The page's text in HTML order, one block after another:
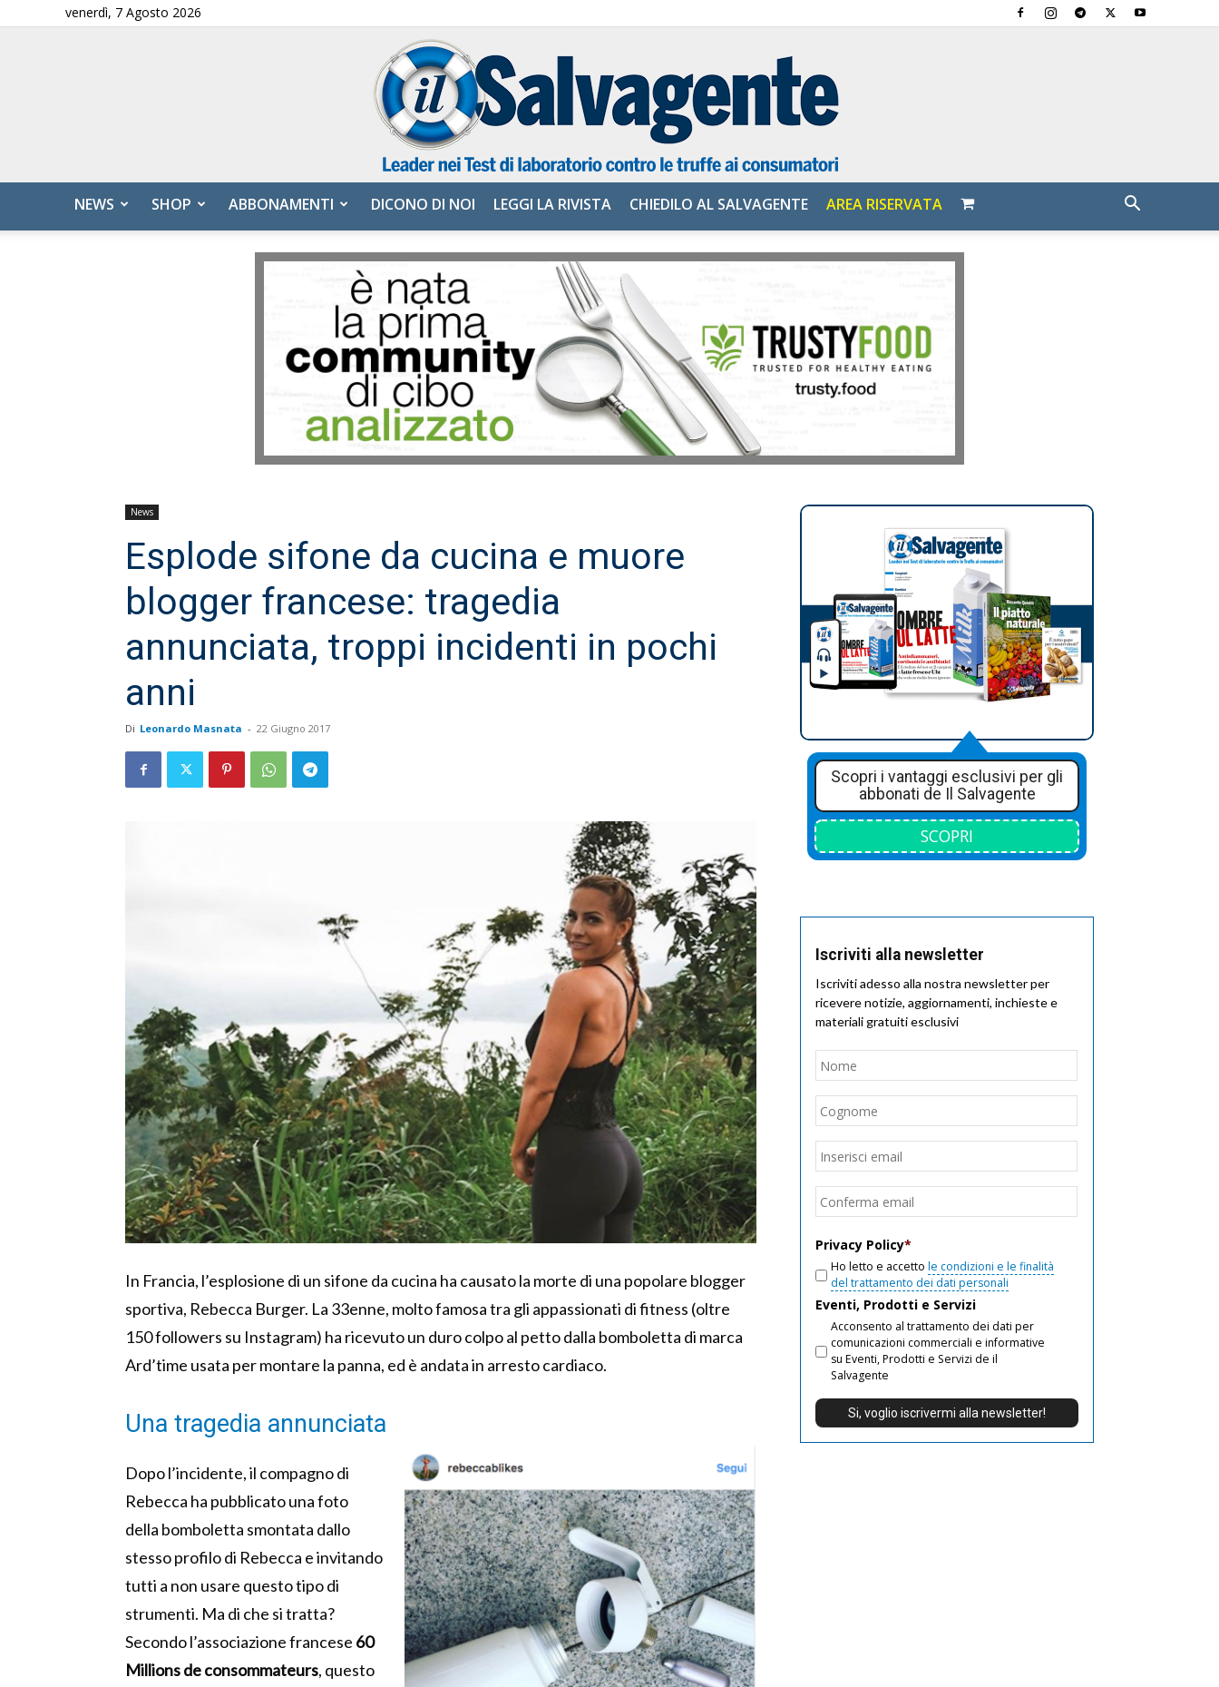
venerdì, 7 Agosto 2026
Salvagente
NEWS SHOP ABBONAMENTI DICONO DI NOI LEGGI LA RIVISTA CHIEDILO AL SALVAGENTE AREA RISERVATA
News
Esplode sifone da cucina e muore
blogger francese: tragedia
annunciata, troppi incidenti in pochi
anni
Di Leonardo Masnata - 22 Giugno 2017
In Francia, l’esplosione di un sifone da cucina ha causato la morte di una popolare blogger
sportiva, Rebecca Burger. La 33enne, molto famosa tra gli appassionati di fitness (oltre
150 followers su Instagram) ha ricevuto un duro colpo al petto dalla bomboletta di marca
Ard’time usata per montare la panna, ed è andata in arresto cardiaco.
Una tragedia annunciata
Dopo l’incidente, il compagno di
Rebecca ha pubblicato una foto
della bomboletta smontata dallo
stesso profilo di Rebecca e invitando
tutti a non usare questo tipo di
strumenti. Ma di che si tratta?
Secondo l’associazione francese 60
Millions de consommateurs, questo
Scopri i vantaggi esclusivi per gli
abbonati de Il Salvagente
SCOPRI
Iscriviti alla newsletter
Iscriviti adesso alla nostra newsletter per
ricevere notizie, aggiornamenti, inchieste e
materiali gratuiti esclusivi
Nome
Email
Privacy Policy*
Ho letto e accetto le condizioni e le finalità
del trattamento dei dati personali
Eventi, Prodotti e Servizi
Acconsento al trattamento dei dati per
comunicazioni commerciali e informative
su Eventi, Prodotti e Servizi de il
Salvagente